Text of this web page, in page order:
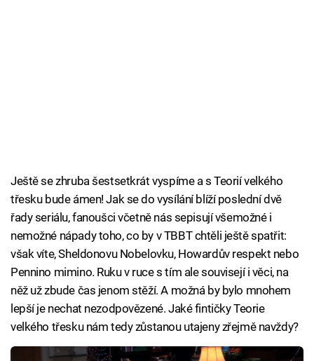
Ještě se zhruba šestsetkrát vyspíme a s Teorií velkého
třesku bude ámen! Jak se do vysílání blíží poslední dvě
řady seriálu, fanoušci včetně nás sepisují všemožné i
nemožné nápady toho, co by v TBBT chtěli ještě spatřit:
však víte, Sheldonovu Nobelovku, Howardův respekt nebo
Pennino mimino. Ruku v ruce s tím ale souvisejí i věci, na
něž už zbude čas jenom stěží. A možná by bylo mnohem
lepší je nechat nezodpovězené. Jaké fintičky Teorie
velkého třesku nám tedy zůstanou utajeny zřejmě navždy?